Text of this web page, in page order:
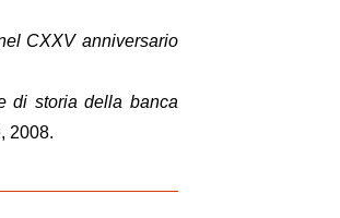
CXXV anniversario
di storia della banca
2008.